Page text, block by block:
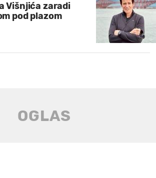
Višnjića zaradi
pod plazom